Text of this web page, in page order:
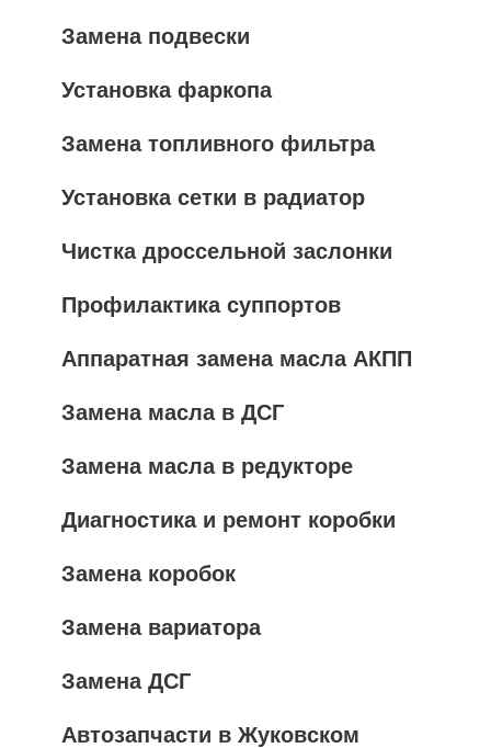
Замена подвески
Установка фаркопа
Замена топливного фильтра
Установка сетки в радиатор
Чистка дроссельной заслонки
Профилактика суппортов
Аппаратная замена масла АКПП
Замена масла в ДСГ
Замена масла в редукторе
Диагностика и ремонт коробки
Замена коробок
Замена вариатора
Замена ДСГ
Автозапчасти в Жуковском